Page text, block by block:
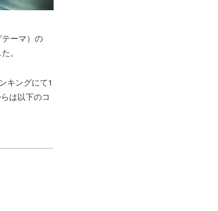
ーマ）の
。
キングにて1
は以下のコ